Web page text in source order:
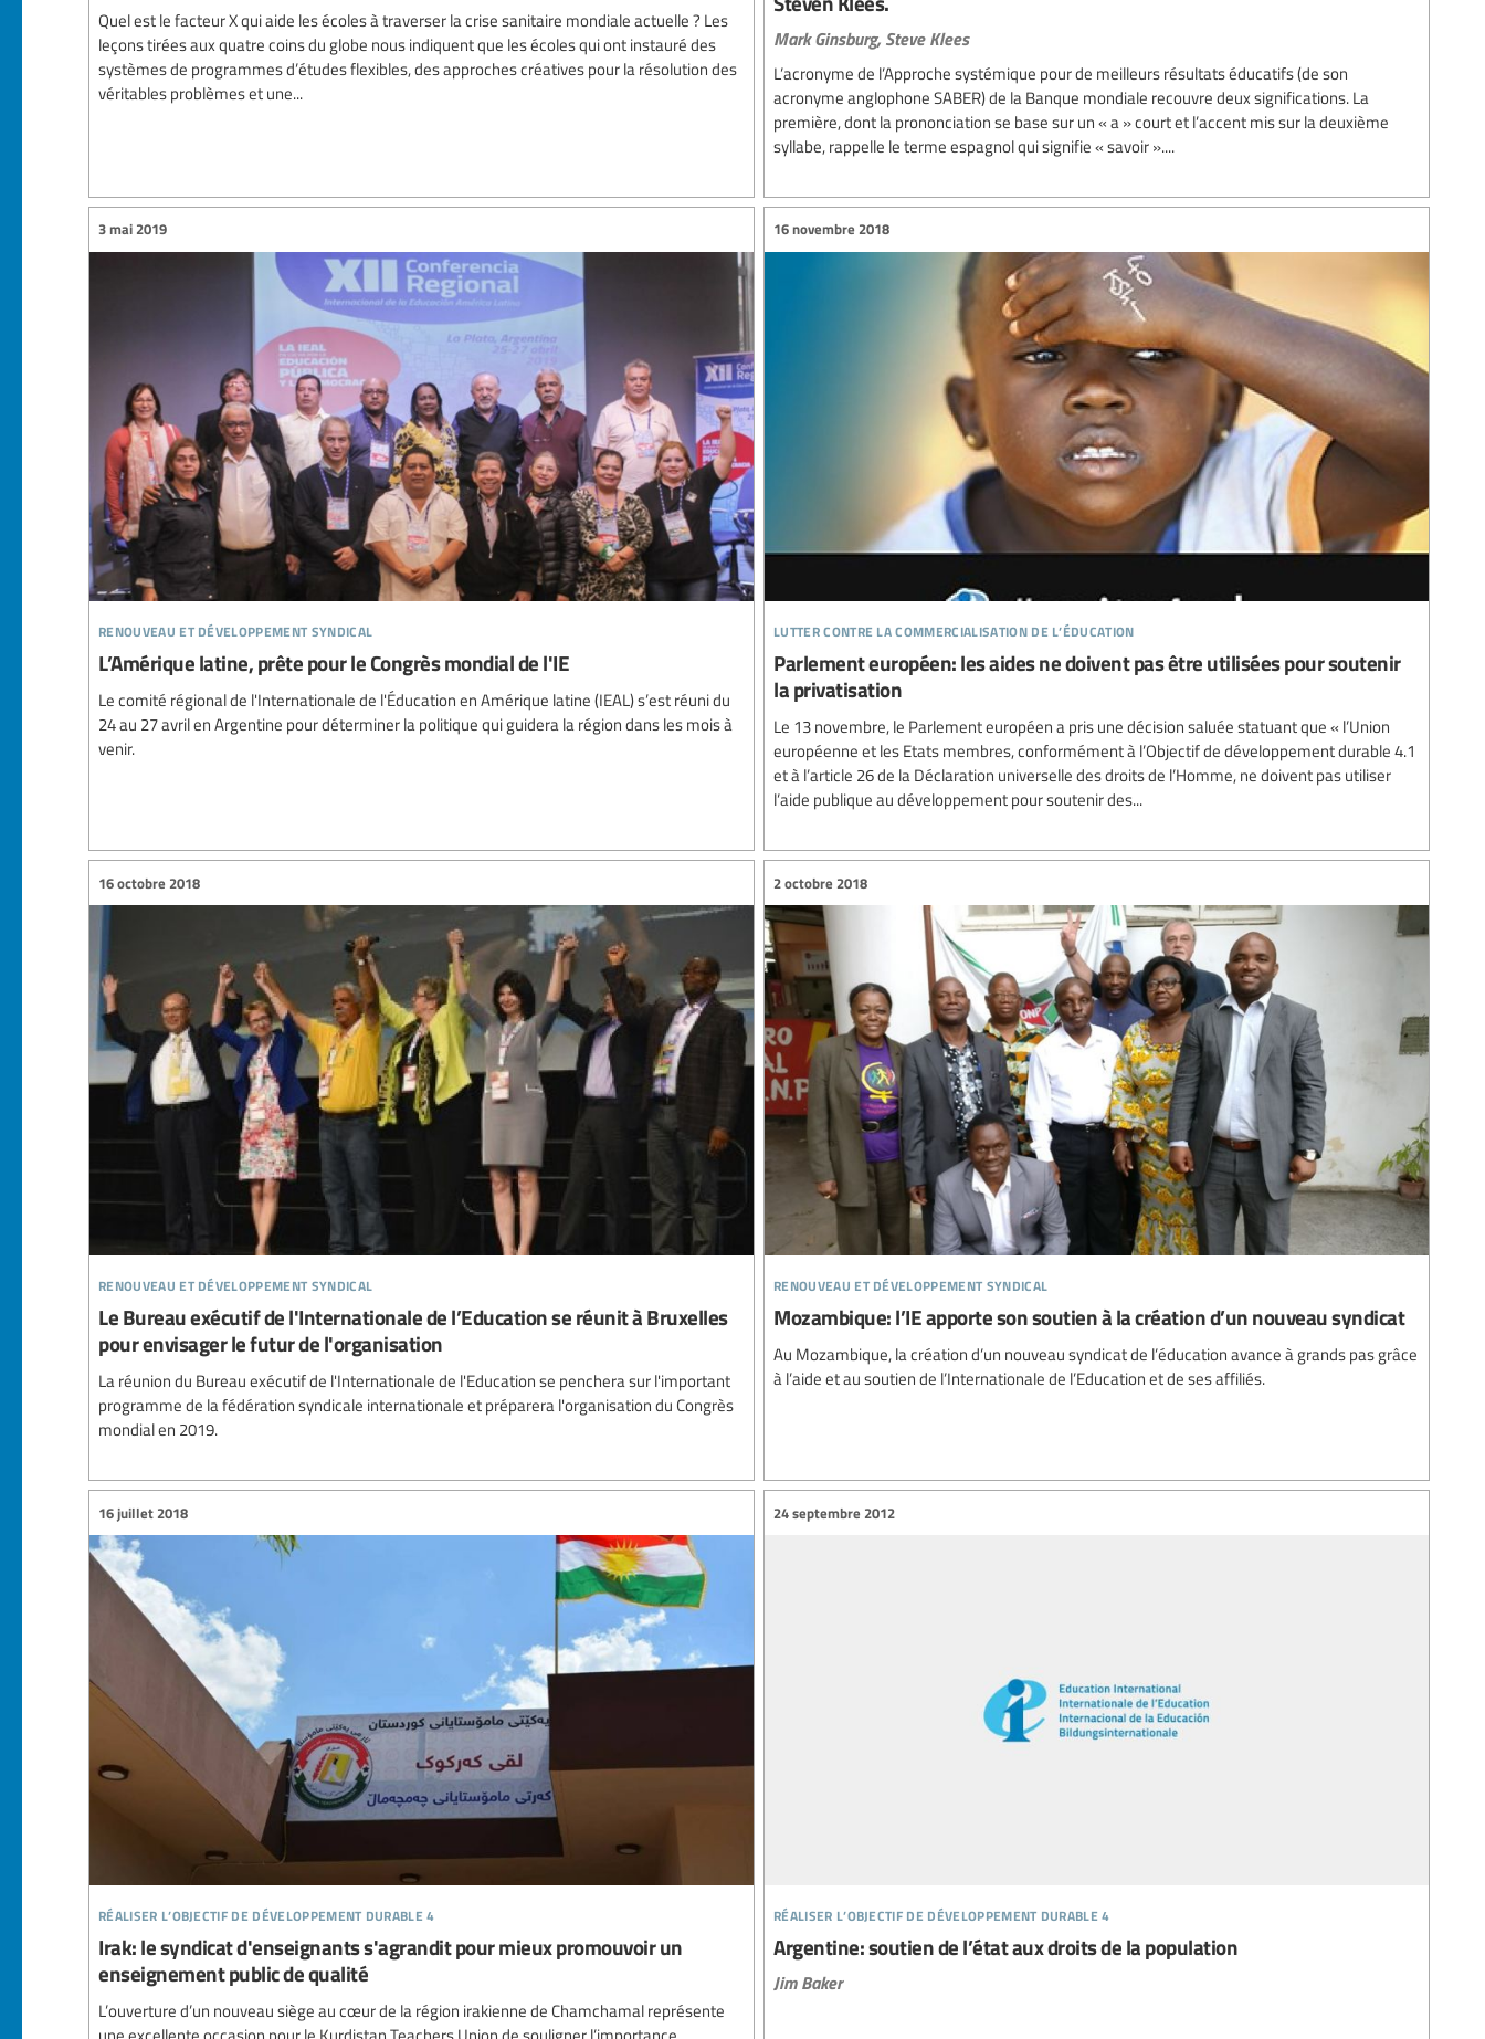
Quel est le facteur X qui aide les écoles à traverser la crise sanitaire mondiale actuelle ? Les
leçons tirées aux quatre coins du globe nous indiquent que les écoles qui ont instauré des
systèmes de programmes d’études flexibles, des approches créatives pour la résolution des
véritables problèmes et une...
Mark Ginsburg, Steve Klees
L’acronyme de l’Approche systémique pour de meilleurs résultats éducatifs (de son
acronyme anglophone SABER) de la Banque mondiale recouvre deux significations. La
première, dont la prononciation se base sur un « a » court et l’accent mis sur la deuxième
syllabe, rappelle le terme espagnol qui signifie « savoir »....
renouveau et développement syndical
3 mai 2019
L’Amérique latine, prête pour le Congrès mondial de l'IE
Le comité régional de l'Internationale de l'Éducation en Amérique latine (IEAL) s’est réuni du
24 au 27 avril en Argentine pour déterminer la politique qui guidera la région dans les mois à
venir.
lutter contre la commercialisation de l’éducation
16 novembre 2018
Parlement européen: les aides ne doivent pas être utilisées pour soutenir
la privatisation
Le 13 novembre, le Parlement européen a pris une décision saluée statuant que « l’Union
européenne et les Etats membres, conformément à l’Objectif de développement durable 4.1
et à l’article 26 de la Déclaration universelle des droits de l’Homme, ne doivent pas utiliser
l’aide publique au développement pour soutenir des...
renouveau et développement syndical
16 octobre 2018
Le Bureau exécutif de l'Internationale de l’Education se réunit à Bruxelles
pour envisager le futur de l'organisation
La réunion du Bureau exécutif de l'Internationale de l'Education se penchera sur l'important
programme de la fédération syndicale internationale et préparera l'organisation du Congrès
mondial en 2019.
renouveau et développement syndical
2 octobre 2018
Mozambique: l’IE apporte son soutien à la création d’un nouveau syndicat
Au Mozambique, la création d’un nouveau syndicat de l’éducation avance à grands pas grâce
à l’aide et au soutien de l’Internationale de l’Education et de ses affiliés.
réaliser l’objectif de développement durable 4
16 juillet 2018
Irak: le syndicat d'enseignants s'agrandit pour mieux promouvoir un
enseignement public de qualité
L’ouverture d’un nouveau siège au cœur de la région irakienne de Chamchamal représente
réaliser l’objectif de développement durable 4
24 septembre 2012
Argentine: soutien de l’état aux droits de la population
Jim Baker